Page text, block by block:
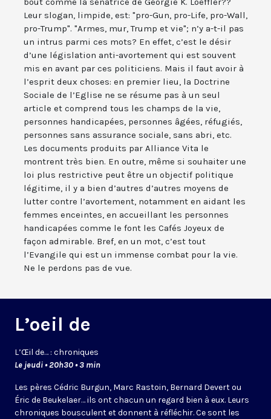
Leur slogan, limpide, est: "pro-Gun, pro-Life, pro-Wall,
pro-Trump". "Armes, mur, Trump et vie"; n’y a-t-il pas
un intrus parmi ces mots? En effet, c’est le désir
d’une législation anti-avortement qui est souvent
mis en avant par ces politiciens. Mais il faut avoir à
l’esprit deux choses: en premier lieu, la Doctrine
Sociale de l’Eglise ne se résume pas à un seul
article et comprend tous les champs de la vie,
personnes handicapées, personnes âgées, réfugiés,
personnes sans assurance sociale, sans abri, etc.
Les documents produits par Alliance Vita le
montrent très bien. En outre, même si souhaiter une
loi plus restrictive peut être un objectif politique
légitime, il y a bien d’autres d’autres moyens de
lutter contre l’avortement, notamment en aidant les
femmes enceintes, en accueillant les personnes
handicapées comme le font les Cafés Joyeux de
façon admirable. Bref, en un mot, c’est tout
l’Evangile qui est un immense combat pour la vie.
Ne le perdons pas de vue.
L’oeil de
L’Œil de… : chroniques
Le jeudi • 20h30 • 3 min
Les pères Cédric Burgun, Marc Rastoin, Bernard Devert ou
Éric de Beukelaer… ils ont chacun un regard bien à eux. Leurs
chroniques bousculent et donnent à réfléchir. Ce sont les